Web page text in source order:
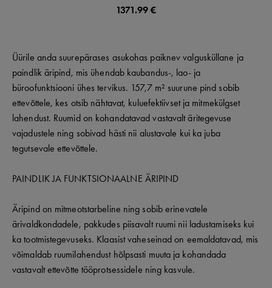
1371.99 €
Üürile anda suurepärases asukohas paiknev valgusküllane ja
paindlik äripind, mis ühendab kaubandus-, lao- ja
büroofunktsiooni ühes tervikus. 157,7 m² suurune pind sobib
ettevõttele, kes otsib nähtavat, kuluefektiivset ja mitmekülgset
lahendust. Ruumid on kohandatavad vastavalt äritegevuse
vajadustele ning sobivad hästi nii alustavale kui ka juba
tegutsevale ettevõttele.
PAINDLIK JA FUNKTSIONAALNE ÄRIPIND
Äripind on mitmeotstarbeline ning sobib erinevatele
ärivaldkondadele, pakkudes piisavalt ruumi nii ladustamiseks kui
ka tootmistegevuseks. Klaasist vaheseinad on eemaldatavad, mis
võimaldab ruumilahendust hõlpsasti muuta ja kohandada
vastavalt ettevõtte tööprotsessidele ning kasvule.